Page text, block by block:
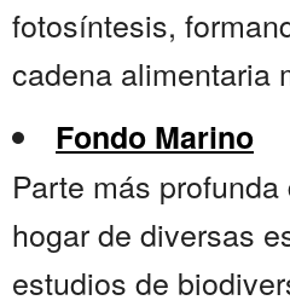
fotosíntesis,
cadena alimentaria
Fondo Marino
Parte más
hogar de diversas
estudios de